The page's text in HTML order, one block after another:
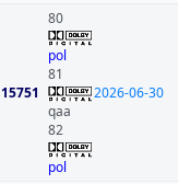
15751
80
pol
81
qaa
82
pol
2026-06-30